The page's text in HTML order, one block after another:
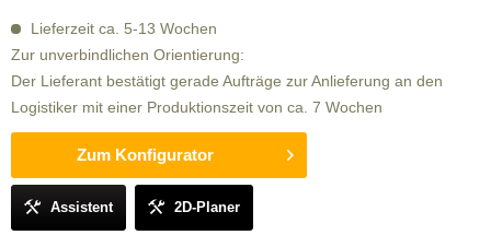
Lieferzeit ca. 5-13 Wochen
Zur unverbindlichen Orientierung:
Der Lieferant bestätigt gerade Aufträge zur Anlieferung an den
Logistiker mit einer Produktionszeit von ca. 7 Wochen
Zum Konfigurator
Assistent 2D-Planer